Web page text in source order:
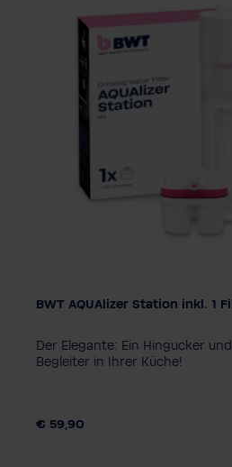
BWT AQUAlizer Station inkl. 1
Der Elegante: Ein Hingucker
Begleiter in Ihrer Küche!
€ 59,90